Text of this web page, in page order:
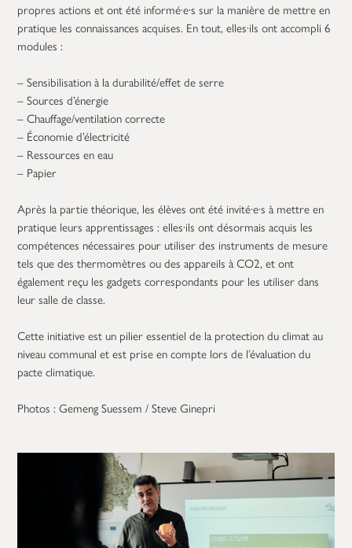
propres actions et ont été informé·e·s sur la manière de mettre en
pratique les connaissances acquises. En tout, elles·ils ont accompli 6
modules :
– Sensibilisation à la durabilité/effet de serre
– Sources d’énergie
– Chauffage/ventilation correcte
– Économie d’électricité
– Ressources en eau
– Papier
Après la partie théorique, les élèves ont été invité·e·s à mettre en
pratique leurs apprentissages : elles·ils ont désormais acquis les
compétences nécessaires pour utiliser des instruments de mesure
tels que des thermomètres ou des appareils à CO2, et ont
également reçu les gadgets correspondants pour les utiliser dans
leur salle de classe.
Cette initiative est un pilier essentiel de la protection du climat au
niveau communal et est prise en compte lors de l’évaluation du
pacte climatique.
Photos : Gemeng Suessem / Steve Ginepri